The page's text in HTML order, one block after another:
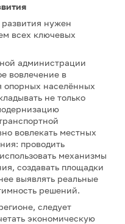
развития нужен
всех ключевых
администрации
вовлечение в
опорных населённых
не только
вовлекать местных
проводить
механизмы
создавать площадки
выявлять реальные
решений.
следует
экономическую